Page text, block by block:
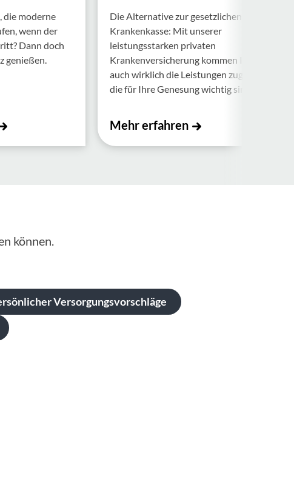
die moderne
wenn der
Dann doch
genießen.
Die Alternative zur gesetzlichen
Krankenkasse: Mit unserer
leistungsstarken privaten
Krankenversicherung kommen Ihnen
auch wirklich die Leistungen zugute,
die für Ihre Genesung wichtig sind.
Mehr erfahren
können.
Versorgungsvorschläge